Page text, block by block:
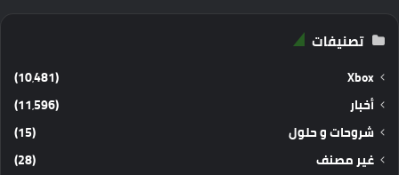
تصنيفات
Xbox
(10٬481)
أخبار
(11٬596)
شروحات و حلول
(15)
غير مصنف
(28)